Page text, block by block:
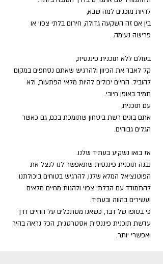
להיות מוכנים למה שבא,
בין אם זה השקעה גדולה, חירום בלתי צפוי או
פרישה נעימה.
בעולם ללא תוכנית פיננסית,
קל לאבד את הכיוון ולהרגיש שאתם נסחפים במקום
להוביל. החיים יכולים להיות מלאי הפתעות, ולא
תמיד באופן חיובי.
עם תוכנית,
אתם בונים רשת ביטחון שתומכת בכם, גם כאשר
הגלים גבוהים.
אז בואו נשקיע בעתיד שלנו.
נבנה תוכנית פיננסית שתאפשר לנו לנצל את
הפוטנציאל המלא שלנו, להרגיש בטוחים ביכולתנו
להתמודד עם הבלתי צפוי ולהנות מחיים מלאים
ועשירים בהווה ובעתיד.
כי בסופו של דבר, כשאנו מסתכלים על החיים דרך
עדשת תוכנית פיננסית אסטרטגית, הכל נראה בהיר
ואפשרי יותר.